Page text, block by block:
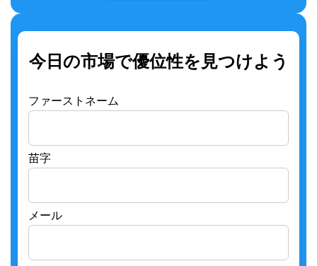
今日の市場で優位性を見つけよう
ファーストネーム
苗字
メール